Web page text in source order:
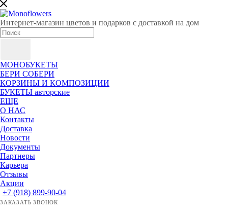
Интернет-магазин цветов и подарков с доставкой на дом
МОНОБУКЕТЫ
БЕРИ СОБЕРИ
КОРЗИНЫ И КОМПОЗИЦИИ
БУКЕТЫ авторские
ЕЩЕ
О НАС
Контакты
Доставка
Новости
Документы
Партнеры
Карьера
Отзывы
Акции
+7 (918) 899-90-04
ЗАКАЗАТЬ ЗВОНОК